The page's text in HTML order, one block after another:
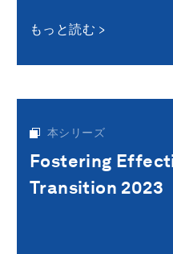
もっと読む
本シリーズ
Fostering
Transition 2023